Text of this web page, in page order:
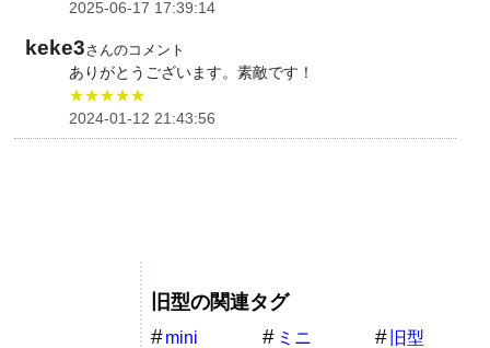
2025-06-17 17:39:14
keke3さんのコメント
ありがとうございます。素敵です！
★★★★★
2024-01-12 21:43:56
旧型の関連タグ
mini ミニ 旧型